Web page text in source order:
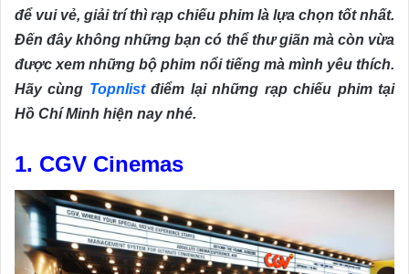
để vui vẻ, giải trí thì rạp chiếu phim là lựa chọn tốt nhất.
Đến đây không những bạn có thể thư giãn mà còn vừa
được xem những bộ phim nổi tiếng mà mình yêu thích.
Hãy cùng Topnlistđiểm lại những rạp chiếu phim tại
Hồ Chí Minh hiện nay nhé.
1. CGV Cinemas